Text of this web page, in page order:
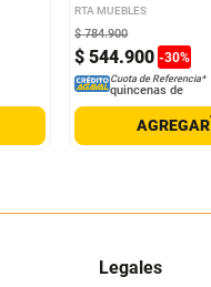
RTA MUEBLES
$ 544.900 -30%
$ 784.900
Cuota de Referencia*
quincenas de
AGREGAR
Legales